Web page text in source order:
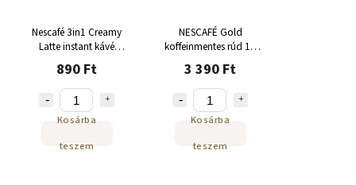
Nescafé 3in1 Creamy
Latte instant kávé
zacskó 10 x 15 g
890 Ft
Kosárba
teszem
NESCAFÉ Gold
koffeinmentes rúd 12
db (25x2g)
3 390 Ft
Kosárba
teszem